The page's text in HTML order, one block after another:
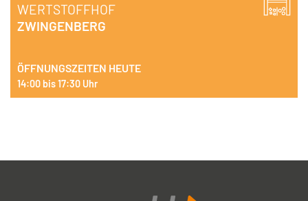
WERTSTOFFHOF
ZWINGENBERG
ÖFFNUNGSZEITEN HEUTE
14:00 bis 17:30 Uhr